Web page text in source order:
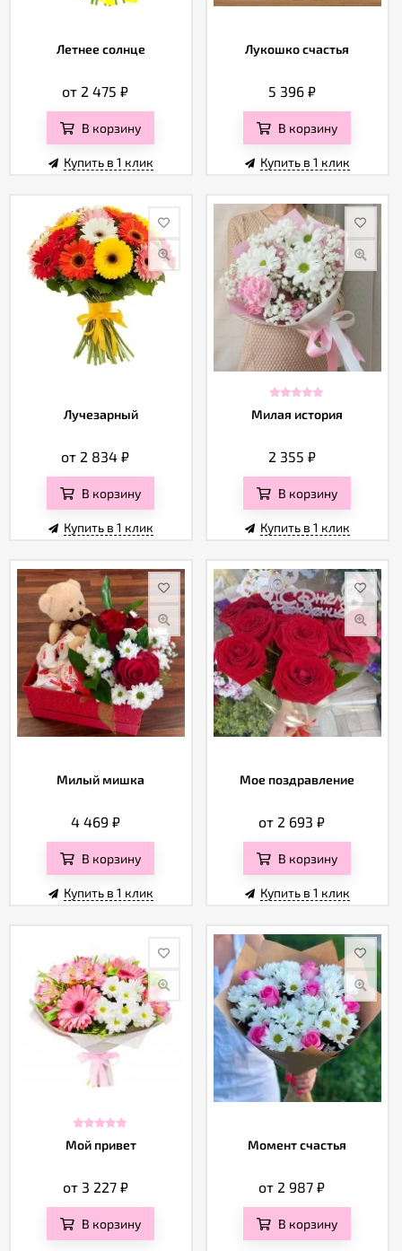
Летнее солнце
от 2 475₽
В корзину
Купить в 1 клик
Лукошко счастья
5 396 ₽
В корзину
Купить в 1 клик
Лучезарный
от 2 834₽
В корзину
Купить в 1 клик
Милая история
2 355 ₽
В корзину
Купить в 1 клик
Милый мишка
4 469 ₽
В корзину
Купить в 1 клик
Мое поздравление
от 2 693₽
В корзину
Купить в 1 клик
Мой привет
от 3 227 ₽
В корзину
Момент счастья
от 2 987₽
В корзину